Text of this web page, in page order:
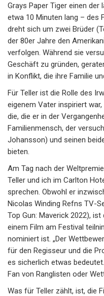
Grays Paper Tiger einen
etwa 10 Minuten lang – des
dreht sich um zwei Brüder
der 80er Jahre den
verfolgen. Während sie
Geschäft zu gründen,
in Konflikt, die ihre Familie
Für Teller ist die Rolle des
eigenem Vater inspiriert
die, die er in der
Familienmensch, der
Johansson) und seinen
bieten.
Am Tag nach der
Teller und ich im Carlton
sprechen. Obwohl er
Nicolas Winding Refns TV-
Top Gun: Maverick 2022),
einem Film am Festival
nominiert ist. „Der
für den Regisseur und die
es sicherlich etwas
Fan von Ranglisten oder
Was für Teller zählt, ist, die